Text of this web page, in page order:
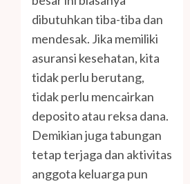
dibutuhkan tiba-tiba dan
mendesak. Jika memiliki
asuransi kesehatan, kita
tidak perlu berutang,
tidak perlu mencairkan
deposito atau reksa dana.
Demikian juga tabungan
tetap terjaga dan aktivitas
anggota keluarga pun